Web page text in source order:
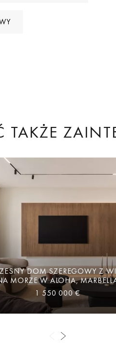
TAKŻE
DOM SZEREGOWY Z
MORZE W ALOHA,
1 550 000 €